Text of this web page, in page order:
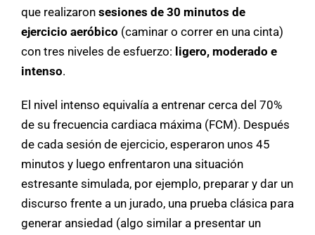
que realizaron sesiones de 30 minutos de
ejercicio aeróbico (caminar o correr en una cinta)
con tres niveles de esfuerzo: ligero, moderado e
intenso.
El nivel intenso equivalía a entrenar cerca del 70%
de su frecuencia cardiaca máxima (FCM). Después
de cada sesión de ejercicio, esperaron unos 45
minutos y luego enfrentaron una situación
estresante simulada, por ejemplo, preparar y dar un
discurso frente a un jurado, una prueba clásica para
generar ansiedad (algo similar a presentar un